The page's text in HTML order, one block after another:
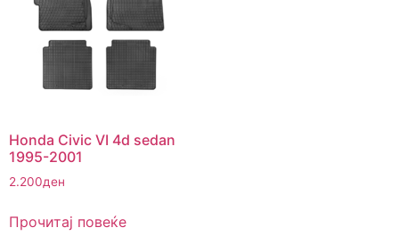
Honda Civic VI 4d sedan
1995-2001
2.200ден
Прочитај повеќе